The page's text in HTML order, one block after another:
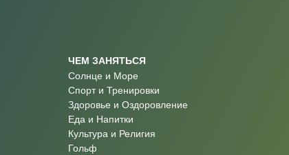
ЧЕМ ЗАНЯТЬСЯ
Солнце и Море
Спорт и Тренировки
Здоровье и Оздоровление
Еда и Напитки
Культура и Религия
Гольф